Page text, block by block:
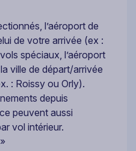
l’aéroport de
de votre arrivée (ex :
spéciaux, l’aéroport
ville de départ/arrivée
: Roissy ou Orly).
depuis
peuvent aussi
vol intérieur.